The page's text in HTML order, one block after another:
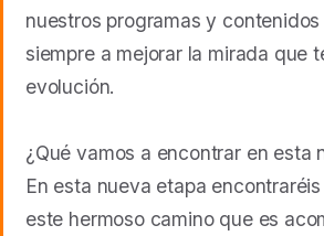
nuestros programas y
siempre a mejorar la mirada que
evolución.
¿Qué vamos a encontrar en esta
En esta nueva etapa
este hermoso camino que es